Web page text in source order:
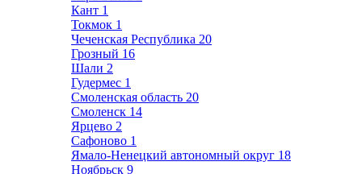
Кант 1
Токмок 1
Чеченская Республика 20
Грозный 16
Шали 2
Гудермес 1
Смоленская область 20
Смоленск 14
Ярцево 2
Сафоново 1
Ямало-Ненецкий автономный округ 18
Ноябрьск 9